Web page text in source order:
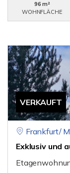
96 m²
WOHNFLÄCHE
VERKAUFT
Frankfurt/
Exklusiv und